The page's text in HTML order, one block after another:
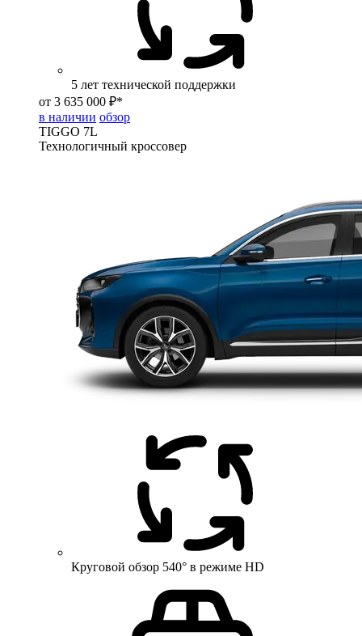
5 лет технической поддержки
от 3 635 000 ₽*
в наличии обзор
TIGGO 7L
Технологичный кроссовер
Круговой обзор 540° в режиме HD